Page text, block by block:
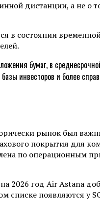
дистанции, а не о
в состоянии
бумаг, в
инвесторов и более
рынок был
покрытия для
по операционным
2026 год Air Astana
списке появляются у